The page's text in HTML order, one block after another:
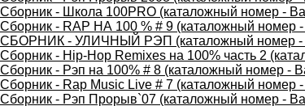
Сборник - Школа 100PRO (каталожный номер -
Сборник - RAP НА 100 % # 9 (каталожный номер -
СБОРНИК - УЛИЧНЫЙ РЭП (каталожный номер -
Сборник - Hip-Hop Remixes на 100% часть 2
Сборник - Рэп на 100% # 8 (каталожный номер -
Сборник - Rap Music Live # 7 (каталожный номер
Сборник - Рэп Прорыв`07 (каталожный номер -